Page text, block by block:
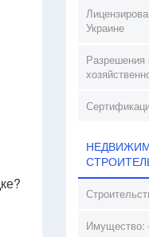
Украине
Имущество: